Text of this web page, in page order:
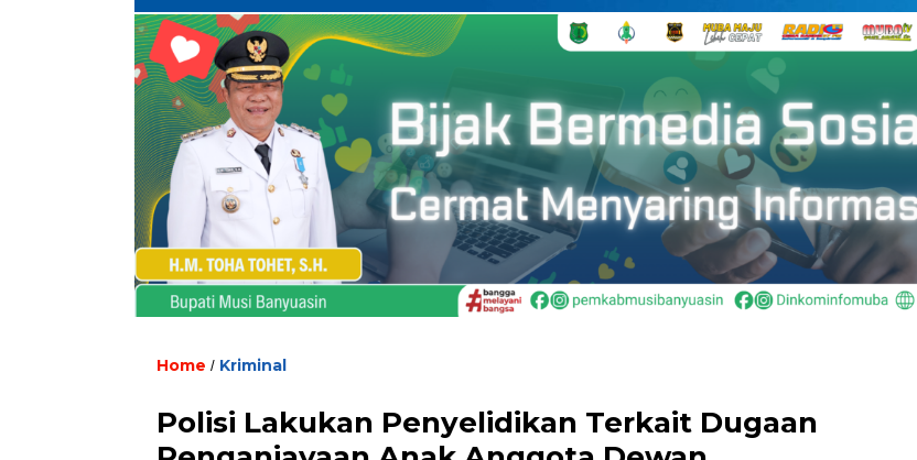
Home / Kriminal
Polisi Lakukan Penyelidikan Terkait Dugaan